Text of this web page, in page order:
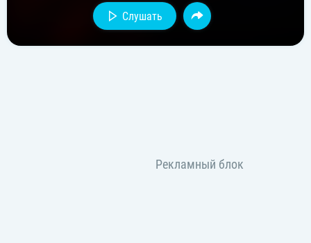
Слушать